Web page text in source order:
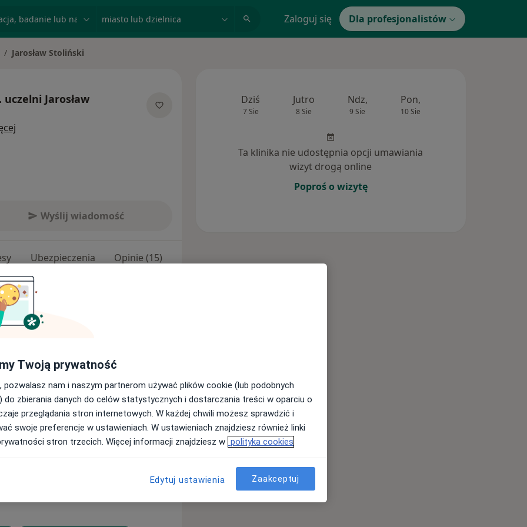
Zaloguj się Dla profesjonalistów
miasto
Jarosław Stoliński
uczelni Jarosław
Wyślij wiadomość
Ubezpieczenia Opinie (15)
jak: choroby naczyń
naczyń żylnych, żylaki
łuku aorty, aorty zstępującej w
choroba niedokrwienna
Specjalizuję się w
leczeniu chorób serca, operacjach
operacjach aorty i
małoinwazyjnych metodach
lasera
Dziś
7 Sie
Jutro
8 Sie
Ndz,
9 Sie
Pon,
10 Sie
Ta klinika nie udostępnia opcji umawiania
wizyt drogą online
Poproś o wizytę
Twoją prywatność
pozwalasz nam i naszym partnerom używać plików cookie (lub podobnych
do zbierania danych do celów statystycznych i dostarczania treści w oparciu o
przeglądania stron internetowych. W każdej chwili możesz sprawdzić i
swoje preferencje w ustawieniach. W ustawieniach znajdziesz również linki
stron trzecich. Więcej informacji znajdziesz w polityka cookies
Edytuj ustawienia Zaakceptuj